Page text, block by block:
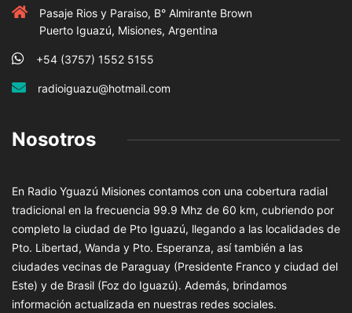
Pasaje Rios y Paraiso, B° Almirante Brown
Puerto Iguazú, Misiones, Argentina
+54 (3757) 1552 5155
radioiguazu@hotmail.com
Nosotros
En Radio Yguazú Misiones contamos con una cobertura radial
tradicional en la frecuencia 99.9 Mhz de 60 km, cubriendo por
completo la ciudad de Pto Iguazú, llegando a las localidades de
Pto. Libertad, Wanda y Pto. Esperanza, así también a las
ciudades vecinas de Paraguay (Presidente Franco y ciudad del
Este) y de Brasil (Foz do Iguazú). Además, brindamos
información actualizada en nuestras redes sociales.